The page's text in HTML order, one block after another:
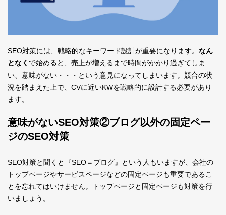
SEO対策には、戦略的なキーワード設計が重要になります。 なん
となく で始めると、売上が増えるまで時間がかかり過ぎてしま
い、意味がない・・・という意見になってしまいます。競合の状
況を踏まえた上で、CVに近いKWを戦略的に設計する必要があり
ます。
意味がないSEO対策②ブログ以外の固定ペー
ジのSEO対策
SEO対策と聞くと『SEO＝ブログ』という人もいますが、会社の
トップページやサービスページなどの固定ページも重要であるこ
とを忘れてはいけません。トップページと固定ページも対策を行
いましょう。